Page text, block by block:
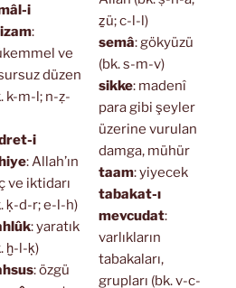
i
:
ve
düzen
k-m-l; n-ẓ-
i
: Allah’ın
ve iktidarı
ḳ-d-r; e-l-h)
: yaratık
ḫ-l-ḳ)
: özgü
ẕü; c-l-l)
semâ: gökyüzü
(bk. s-m-v)
sikke: madenî
para gibi şeyler
üzerine vurulan
damga, mühür
taam: yiyecek
tabakat-ı
mevcudat:
varlıkların
tabakaları,
grupları (bk. v-c-